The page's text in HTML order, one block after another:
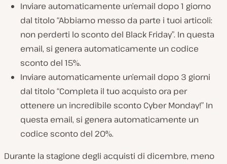
Inviare automaticamente un’email dopo 1 giorno
dal titolo “Abbiamo messo da parte i tuoi articoli:
non perderti lo sconto del Black Friday”. In questa
email, si genera automaticamente un codice
sconto del 15%.
Inviare automaticamente un’email dopo 3 giorni
dal titolo “Completa il tuo acquisto ora per
ottenere un incredibile sconto Cyber Monday!” In
questa email, si genera automaticamente un
codice sconto del 20%.
Durante la stagione degli acquisti di dicembre, meno